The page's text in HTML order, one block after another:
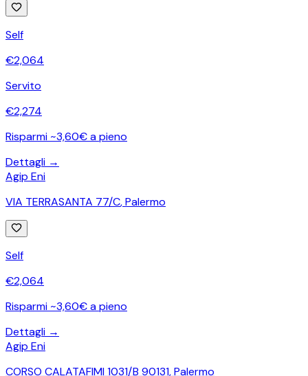
Self
€2,064
Servito
€2,274
Risparmi ~3,60€ a pieno
Dettagli →
Agip Eni
VIA TERRASANTA 77/C,Palermo
Self
€2,064
Risparmi ~3,60€ a pieno
Dettagli →
Agip Eni
CORSO CALATAFIMI 1031/B 90131,Palermo